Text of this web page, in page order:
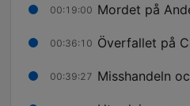
00:19:00 Mordet på
00:36:10 Överfallet på
00:39:27 Misshandeln